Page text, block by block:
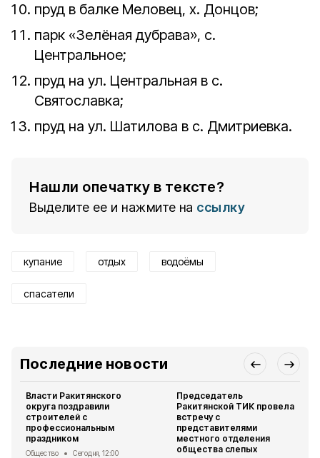
пруд в балке Меловец, х. Донцов;
парк «Зелёная дубрава», с.
Центральное;
пруд на ул. Центральная в с.
Святославка;
пруд на ул. Шатилова в с. Дмитриевка.
Нашли опечатку в тексте?
Выделите ее и нажмите на ссылку
купание отдых водоёмы
спасатели
Последние новости
Власти Ракитянского
округа поздравили
строителей с
профессиональным
праздником
Общество Сегодня, 12:00
Председатель
Ракитянской ТИК провела
встречу с
представителями
местного отделения
общества слепых